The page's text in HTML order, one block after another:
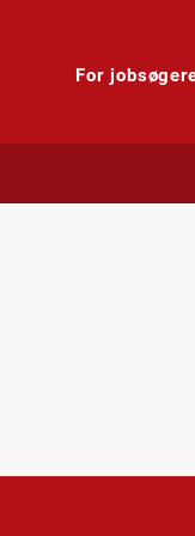
For